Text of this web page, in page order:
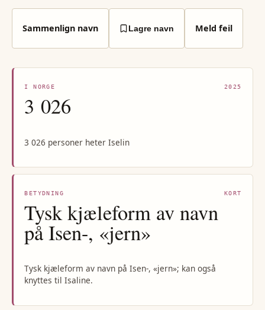
Sammenlign navn Lagre navn Meld feil
I NORGE 2025
3 026
3 026 personer heter Iselin
BETYDNING KORT
Tysk kjæleform av navn
på Isen-, «jern»
Tysk kjæleform av navn på Isen-, «jern»; kan også
knyttes til Isaline.